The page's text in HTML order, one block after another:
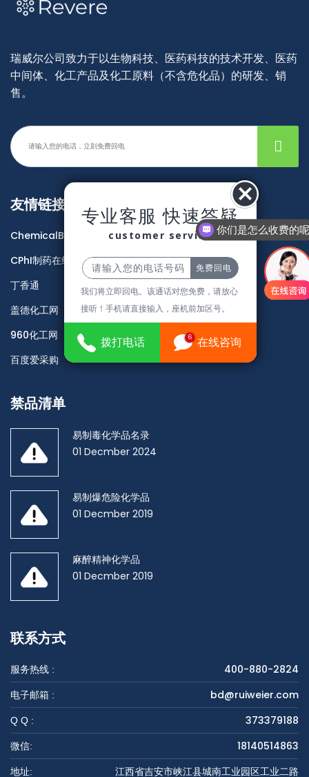
专业客服 快速答疑
customer service
我们将立即回电。该通话对您免费，请放心
接听！手机请直接输入，座机前加区号。
拨打电话 6 在线咨询
瑞威尔公司致力于以生物科技、医药科技的技术开发、医药
中间体、化工产品及化工原料（不含危化品）的研发、销
售。
友情链接
ChemicalBook
CPhI制药在线
丁香通
盖德化工网
960化工网
百度爱采购
禁品清单
易制毒化学品名录
01 Decmber 2024
易制爆危险化学品
01 Decmber 2019
麻醉精神化学品
01 Decmber 2019
联系方式
服务热线 : 400-880-2824
电子邮箱 : bd@ruiweier.com
Q Q : 373379188
微信: 18140514863
地址: 江西省吉安市峡江县城南工业园区工业二路
你们是怎么收费的